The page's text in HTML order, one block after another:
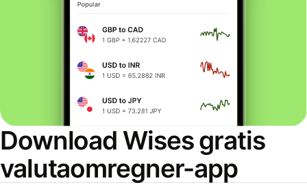
Download Wises gratis
valutaomregner-app